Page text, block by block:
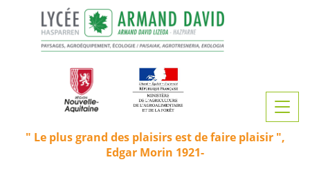
principal
Le plus grand des plaisirs est de faire plaisir
Edgar Morin 1921-